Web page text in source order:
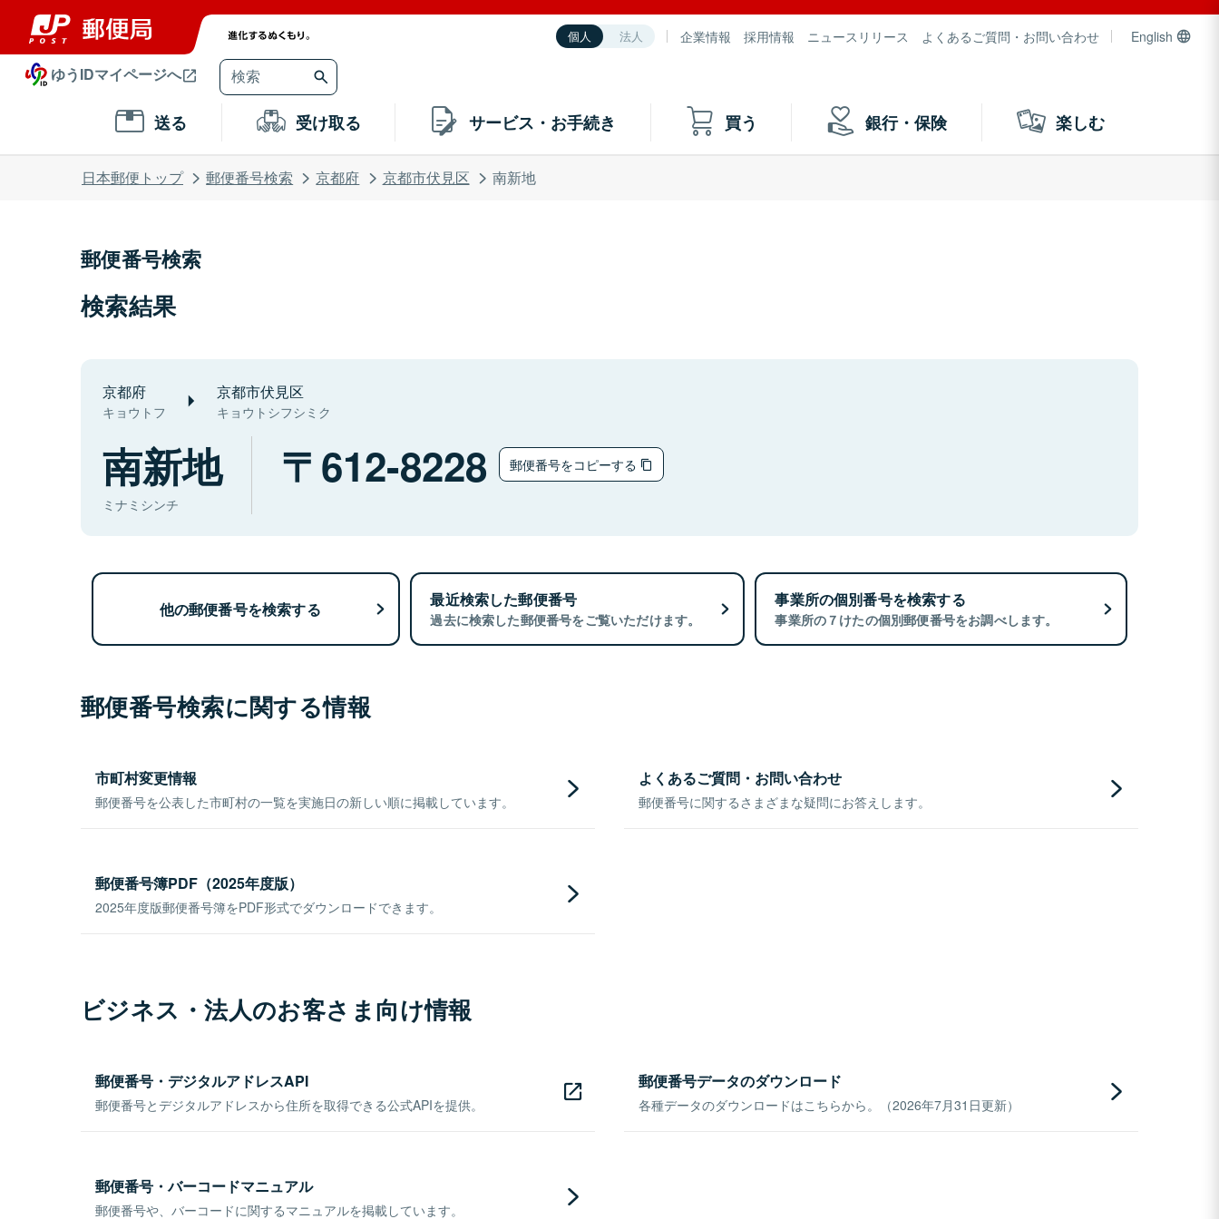
個人 法人 企業情報 採用情報 ニュースリリース よくあるご質問・お問い合わせ English
ゆうIDマイページへ
送る 受け取る サービス・お手続き 買う 銀行・保険 楽しむ
日本郵便トップ 郵便番号検索 京都府 京都市伏見区 南新地
郵便番号検索
検索結果
京都府
キョウトフ
京都市伏見区
キョウトシフシミク
南新地
ミナミシンチ
612-8228 郵便番号をコピーする
他の郵便番号を検索する 最近検索した郵便番号
過去に検索した郵便番号をご覧いただけます。
事業所の個別番号を検索する
事業所の７けたの個別郵便番号をお調べします。
郵便番号検索に関する情報
市町村変更情報
郵便番号を公表した市町村の一覧を実施日の新しい順に掲載しています。
よくあるご質問・お問い合わせ
郵便番号に関するさまざまな疑問にお答えします。
郵便番号簿PDF（2025年度版）
2025年度版郵便番号簿をPDF形式でダウンロードできます。
ビジネス・法人のお客さま向け情報
郵便番号・デジタルアドレスAPI
郵便番号とデジタルアドレスから住所を取得できる公式APIを提供。
郵便番号データのダウンロード
各種データのダウンロードはこちらから。（2026年7月31日更新）
郵便番号・バーコードマニュアル
郵便番号や、バーコードに関するマニュアルを掲載しています。